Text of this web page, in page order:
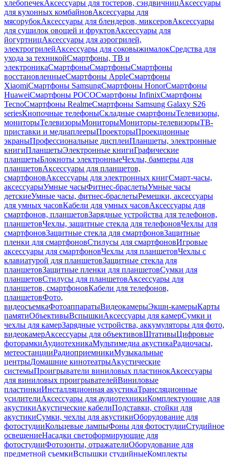
хлебопечекАксессуары для тостеров, сэндвичницАксессуары
для кухонных комбайновАксессуары для
мясорубокАксессуары для блендеров, миксеровАксессуары
для сушилок овощей и фруктовАксессуары для
йогуртницАксессуары для аэрогрилей,
электрогрилейАксессуары для соковыжималокСредства для
ухода за техникойСмартфоны, ТВ и
электроникаСмартфоныСмартфоныСмартфоны
восстановленныеСмартфоны AppleСмартфоны
XiaomiСмартфоны SamsungСмартфоны HonorСмартфоны
HuaweiСмартфоны POCOСмартфоны InfinixСмартфоны
TecnoСмартфоны RealmeСмартфоны Samsung Galaxy S26
seriesКнопочные телефоныСкладные смартфоныТелевизоры,
мониторыТелевизорыМониторыМониторы-телевизорыТВ-
приставки и медиаплеерыПроекторыПроекционные
экраныПрофессиональные дисплеиПланшеты, электронные
книгиПланшетыЭлектронные книгиГрафические
планшетыБлокноты электронныеЧехлы, бамперы для
планшетовАксессуары для планшетов,
смартфоновАксессуары для электронных книгСмарт-часы,
аксессуарыУмные часыФитнес-браслетыУмные часы
детскиеУмные часы, фитнес-браслетыРемешки, аксессуары
для умных часовКабели для умных часовАксессуары для
смартфонов, планшетовЗарядные устройства для телефонов,
планшетовЧехлы, защитные стекла для телефоновЧехлы для
смартфоновЗащитные стекла для смартфоновЗащитные
пленки для смартфоновСтилусы для смартфоновИгровые
аксессуары для смартфоновЧехлы для планшетовЧехлы с
клавиатурой для планшетовЗащитные стекла для
планшетовЗащитные пленки для планшетовСумки для
планшетовСтилусы для планшетовАксессуары для
планшетов, смартфоновКабели для телефонов,
планшетовФото,
видеосъемкаФотоаппаратыВидеокамерыЭкшн-камерыКарты
памятиОбъективыВспышкиАксессуары для камерСумки и
чехлы для камерЗарядные устройства, аккумуляторы для фото,
видеокамерАксессуары для объективовШтативыЦифровые
фоторамкиАудиотехникаМультимедиа акустикаРадиочасы,
метеостанцииРадиоприемникиМузыкальные
центрыДомашние кинотеатрыАкустические
системыПроигрыватели виниловых пластинокАксессуары
для виниловых проигрывателейВиниловые
пластинкиИнсталляционная акустикаТрансляционные
усилителиАксессуары для аудиотехникиКомплектующие для
акустикиАкустические кабелиПодставки, стойки для
акустикиСумки, чехлы для акустикиОборудование для
фотостудииКольцевые лампыФоны для фотостудииСтудийное
освещениеНасадки светоформирующие для
фотостудииФотозонты, отражателиОборудование для
предметной съемкиВспышки студийныеКомплекты